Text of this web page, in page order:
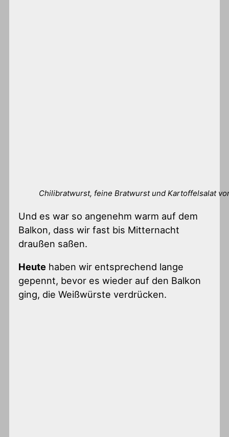
Chilibratwurst, feine Bratwurst und Kartoffelsalat
Und es war so angenehm warm auf dem
Balkon, dass wir fast bis Mitternacht
draußen saßen.
Heute haben wir entsprechend lange
gepennt, bevor es wieder auf den Balkon
ging, die Weißwürste verdrücken.